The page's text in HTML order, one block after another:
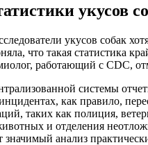
укусов
укусов собак
что такая статистика
работающий с CDC,
системы
как правило,
таких как полиция,
и отделения
значимый анализ